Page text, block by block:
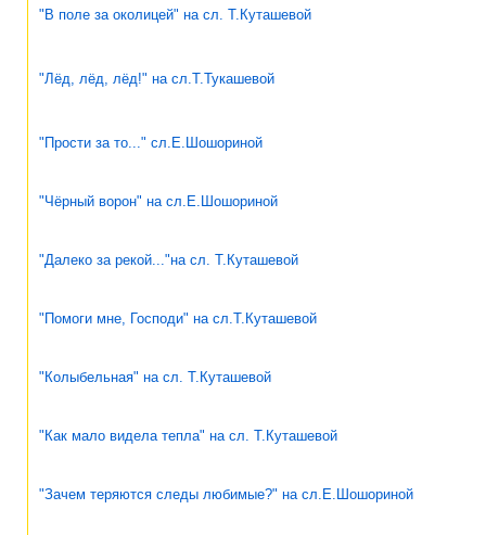
"В поле за околицей" на сл. Т.Куташевой
"Лёд, лёд, лёд!" на сл.Т.Тукашевой
"Прости за то..." сл.Е.Шошориной
"Чёрный ворон" на сл.Е.Шошориной
"Далеко за рекой..."на сл. Т.Куташевой
"Помоги мне, Господи" на сл.Т.Куташевой
"Колыбельная" на сл. Т.Куташевой
"Как мало видела тепла" на сл. Т.Куташевой
"Зачем теряются следы любимые?" на сл.Е.Шошориной